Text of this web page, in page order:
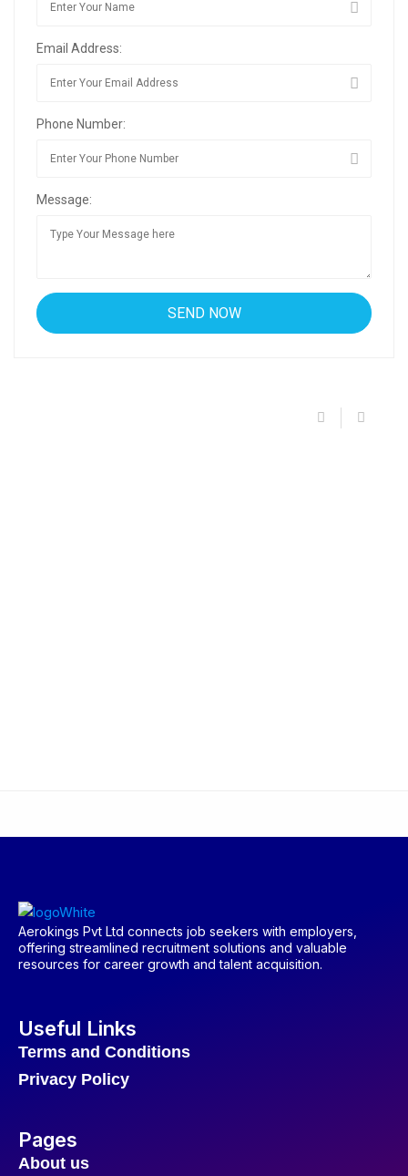
Email Address:
Phone Number:
Message:
Aerokings Pvt Ltd connects job seekers with employers,
offering streamlined recruitment solutions and valuable
resources for career growth and talent acquisition.
Useful Links
Terms and Conditions
Privacy Policy
Pages
About us